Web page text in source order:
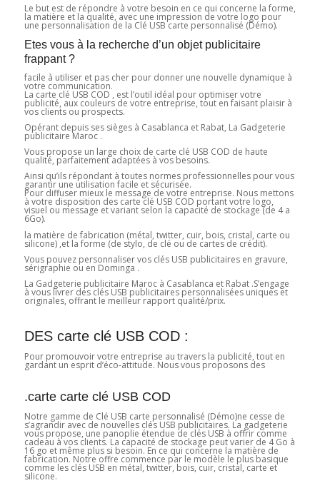
Le but est de répondre à votre besoin en ce qui concerne la forme,
la matière et la qualité, avec une impression de votre logo pour
une personnalisation de la Clé USB carte personnalisé (Démo).
Etes vous à la recherche d’un objet publicitaire
frappant ?
facile à utiliser et pas cher pour donner une nouvelle dynamique à
votre communication.
La carte clé USB COD , est l’outil idéal pour optimiser votre
publicité, aux couleurs de votre entreprise, tout en faisant plaisir à
vos clients ou prospects.
Opérant depuis ses sièges à Casablanca et Rabat, La Gadgeterie
publicitaire Maroc .
Vous propose un large choix de carte clé USB COD de haute
qualité, parfaitement adaptées à vos besoins.
Ainsi qu’ils répondant à toutes normes professionnelles pour vous
garantir une utilisation facile et sécurisée.
Pour diffuser mieux le message de votre entreprise. Nous mettons
à votre disposition des carte clé USB COD portant votre logo,
visuel ou message et variant selon la capacité de stockage (de 4 a
6Go).
la matière de fabrication (métal, twitter, cuir, bois, cristal, carte ou
silicone) ,et la forme (de stylo, de clé ou de cartes de crédit).
Vous pouvez personnaliser vos clés USB publicitaires en gravure,
sérigraphie ou en Dominga .
La Gadgeterie publicitaire Maroc à Casablanca et Rabat .S’engage
à vous livrer des clés USB publicitaires personnalisées uniques et
originales, offrant le meilleur rapport qualité/prix.
DES carte clé USB COD :
Pour promouvoir votre entreprise au travers la publicité, tout en
gardant un esprit d’éco-attitude. Nous vous proposons des
.carte carte clé USB COD
Notre gamme de Clé USB carte personnalisé (Démo)ne cesse de
s’agrandir avec de nouvelles clés USB publicitaires. La gadgeterie
vous propose, une panoplie étendue de clés USB à offrir comme
cadeau à vos clients. La capacité de stockage peut varier de 4 Go à
16 go et même plus si besoin. En ce qui concerne la matière de
fabrication. Notre offre commence par le modèle le plus basique
comme les clés USB en métal, twitter, bois, cuir, cristal, carte et
silicone.